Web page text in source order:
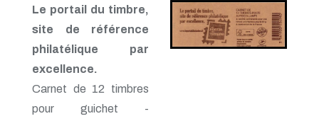
Le portail du timbre,
site de référence
philatélique par
excellence.
Carnet de 12 timbres
pour guichet -